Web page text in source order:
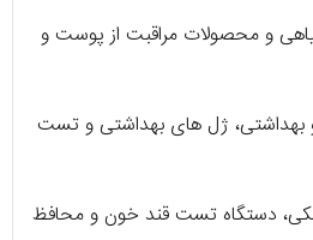
و محصولات مراقبت از پوست و
بهداشتی، ژل ‌های بهداشتی و تست
دستگاه تست قند خون و محافظ